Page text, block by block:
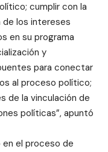
cumplir con la
los intereses
en su programa
y
para conectar
al proceso político;
de la vinculación de
políticas”, apuntó
en el proceso de